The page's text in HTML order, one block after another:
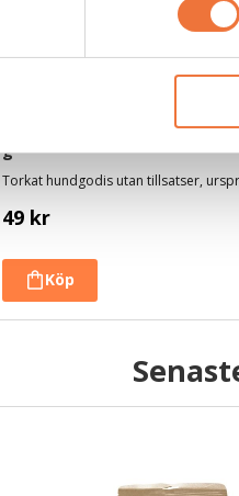
4Dogs Belöningsgodis
g
Torkat hundgodis utan tillsatser,
49 kr